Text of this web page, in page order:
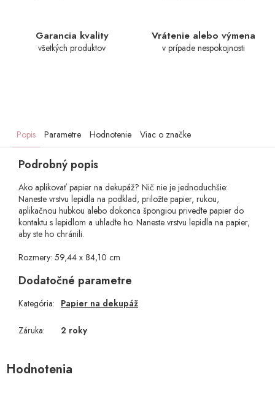
Garancia kvality
všetkých produktov
Vrátenie alebo výmena
v prípade nespokojnosti
Popis Parametre Hodnotenie Viac o značke
Podrobný popis
Ako aplikovať papier na dekupáž? Nič nie je jednoduchšie:
Naneste vrstvu lepidla na podklad, priložte papier, rukou,
aplikačnou hubkou alebo dokonca špongiou priveďte papier do
kontaktu s lepidlom a uhlaďte ho. Naneste vrstvu lepidla na papier,
aby ste ho chránili.
Rozmery: 59,44 x 84,10 cm
Dodatočné parametre
Kategória: Papier na dekupáž
Záruka: 2 roky